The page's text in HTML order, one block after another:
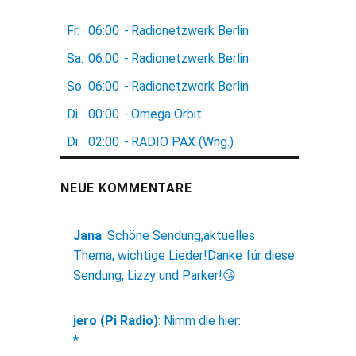
Fr. 06:00 - Radionetzwerk Berlin
Sa. 06:00 - Radionetzwerk Berlin
So. 06:00 - Radionetzwerk Berlin
Di. 00:00 - Omega Orbit
Di. 02:00 - RADIO PAX (Whg.)
NEUE KOMMENTARE
Jana: Schöne Sendung,aktuelles
Thema, wichtige Lieder!Danke für diese
Sendung, Lizzy und Parker!😘
jero (Pi Radio): Nimm die hier:
*